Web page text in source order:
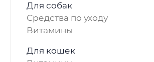
Для собак
Средства по уходу
Витамины
Для кошек